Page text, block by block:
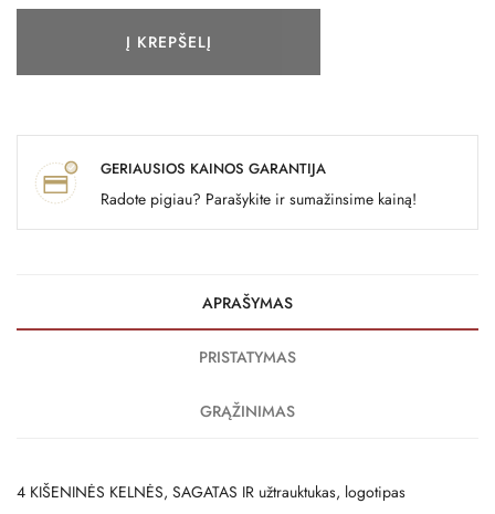
Į KREPŠELĮ
GERIAUSIOS KAINOS GARANTIJA
Radote pigiau? Parašykite ir sumažinsime kainą!
APRAŠYMAS
PRISTATYMAS
GRĄŽINIMAS
4 KIŠENINĖS KELNĖS, SAGATAS IR užtrauktukas, logotipas